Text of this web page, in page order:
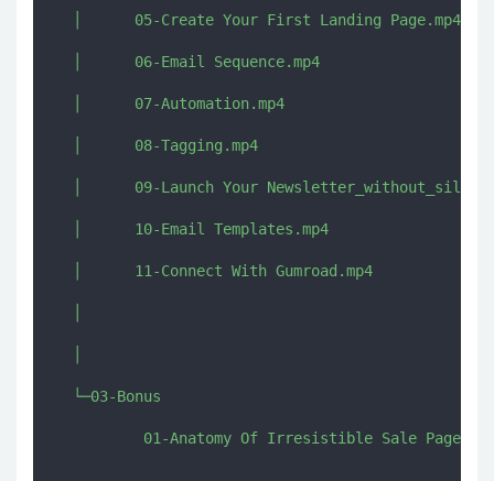
  │      05-Create Your First Landing Page.mp4
  │      06-Email Sequence.mp4
  │      07-Automation.mp4
  │      08-Tagging.mp4
│      09-Launch Your
  │      10-Email Templates.mp4
  │      11-Connect With Gumroad.mp4
  └─03-Bonus
01-Anatomy Of Irresistible Sale